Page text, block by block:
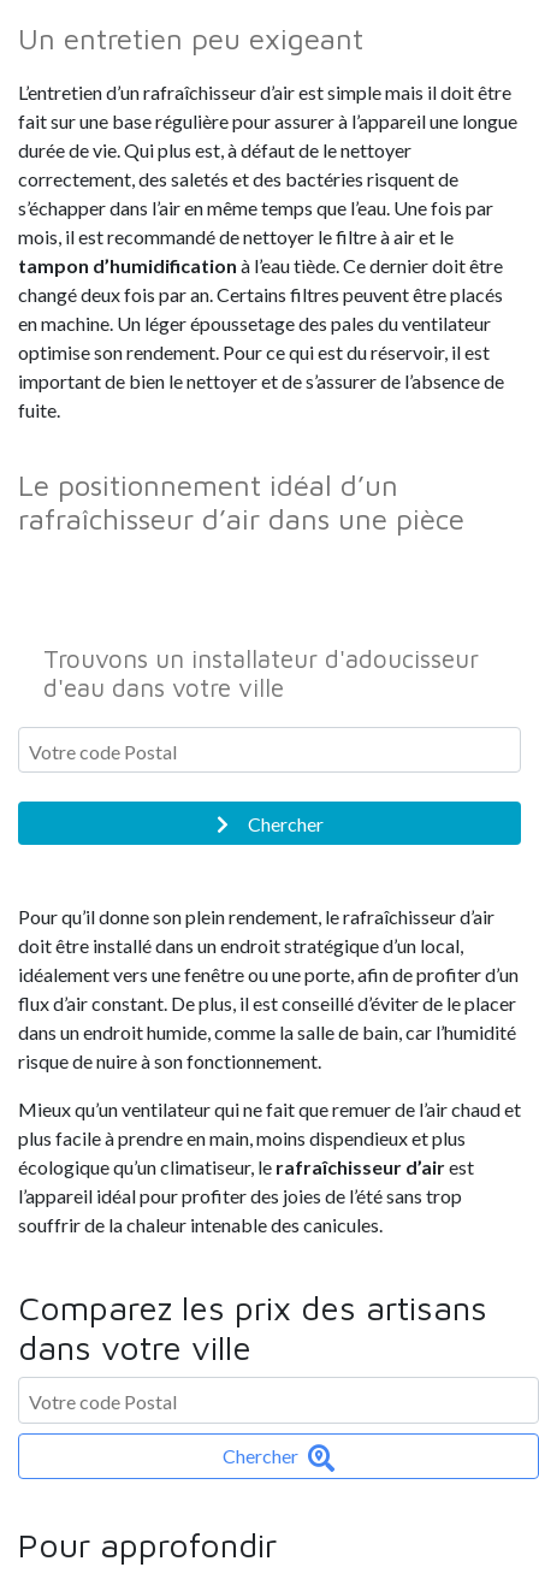
Un entretien peu exigeant
L’entretien d’un rafraîchisseur d’air est simple mais il doit être
fait sur une base régulière pour assurer à l’appareil une longue
durée de vie. Qui plus est, à défaut de le nettoyer
correctement, des saletés et des bactéries risquent de
s’échapper dans l’air en même temps que l’eau. Une fois par
mois, il est recommandé de nettoyer le filtre à air et le
tampon d’humidification à l’eau tiède. Ce dernier doit être
changé deux fois par an. Certains filtres peuvent être placés
en machine. Un léger époussetage des pales du ventilateur
optimise son rendement. Pour ce qui est du réservoir, il est
important de bien le nettoyer et de s’assurer de l’absence de
fuite.
Le positionnement idéal d’un
rafraîchisseur d’air dans une pièce
Trouvons un installateur d'adoucisseur
d'eau dans votre ville
Chercher
Pour qu’il donne son plein rendement, le rafraîchisseur d’air
doit être installé dans un endroit stratégique d’un local,
idéalement vers une fenêtre ou une porte, afin de profiter d’un
flux d’air constant. De plus, il est conseillé d’éviter de le placer
dans un endroit humide, comme la salle de bain, car l’humidité
risque de nuire à son fonctionnement.
Mieux qu’un ventilateur qui ne fait que remuer de l’air chaud et
plus facile à prendre en main, moins dispendieux et plus
écologique qu’un climatiseur, le rafraîchisseur d’airest
l’appareil idéal pour profiter des joies de l’été sans trop
souffrir de la chaleur intenable des canicules.
Comparez les prix des artisans
dans votre ville
Chercher
Pour approfondir